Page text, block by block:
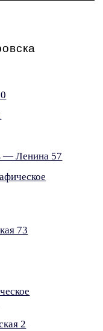
— Ленина 57
73
2